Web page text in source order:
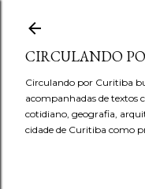
CIRCULANDO
Circulando por Curitiba
acompanhadas de textos
cotidiano, geografia,
cidade de Curitiba como